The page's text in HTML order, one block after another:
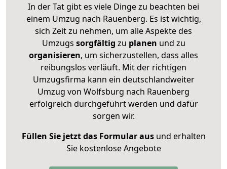
In der Tat gibt es viele Dinge zu beachten bei
einem Umzug nach Rauenberg. Es ist wichtig,
sich Zeit zu nehmen, um alle Aspekte des
Umzugs sorgfältig zu planen und zu
organisieren, um sicherzustellen, dass alles
reibungslos verläuft. Mit der richtigen
Umzugsfirma kann ein deutschlandweiter
Umzug von Wolfsburg nach Rauenberg
erfolgreich durchgeführt werden und dafür
sorgen wir.
Füllen Sie jetzt das Formular ausund erhalten
Sie kostenlose Angebote